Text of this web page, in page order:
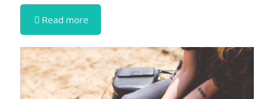
Read more